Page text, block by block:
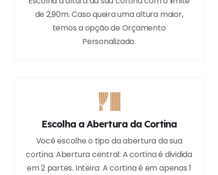
de 2,90m. Caso queira uma altura maior,
temos a opção de Orçamento
Personalizado.
Escolha a Abertura da Cortina
Você escolhe o tipo da abertura da sua
cortina. Abertura central: A cortina é dividida
em 2 partes. Inteira: A cortina é em apenas 1